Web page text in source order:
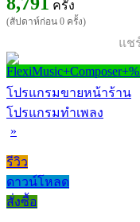
ครั้ง
(สัปดาห์ก่อน 0 ครั้ง)
แช
โปรแกรมขายหน้าร้าน
โปรแกรมทำเพลง
»
รีวิว
ดาวน์โหลด
สั่งซื้อ